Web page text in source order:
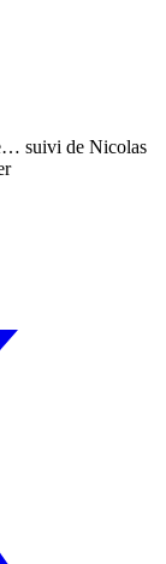
suivi de Nicolas